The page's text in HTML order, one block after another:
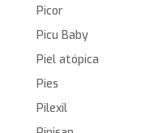
Picor
Picu Baby
Piel atópica
Pies
Pilexil